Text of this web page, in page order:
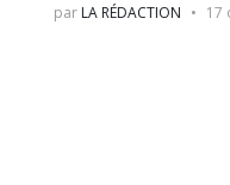
par LA RÉDACTION 17